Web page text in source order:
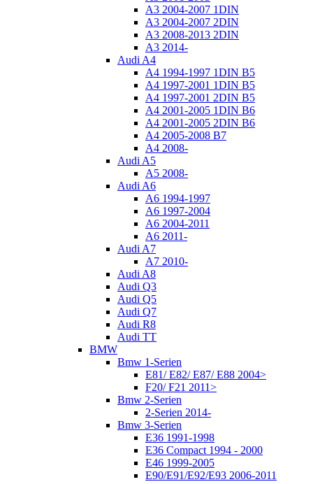
A3 2004-2007 1DIN
A3 2004-2007 2DIN
A3 2008-2013 2DIN
A3 2014-
Audi A4
A4 1994-1997 1DIN B5
A4 1997-2001 1DIN B5
A4 1997-2001 2DIN B5
A4 2001-2005 1DIN B6
A4 2001-2005 2DIN B6
A4 2005-2008 B7
A4 2008-
Audi A5
A5 2008-
Audi A6
A6 1994-1997
A6 1997-2004
A6 2004-2011
A6 2011-
Audi A7
A7 2010-
Audi A8
Audi Q3
Audi Q5
Audi Q7
Audi R8
Audi TT
BMW
Bmw 1-Serien
E81/ E82/ E87/ E88 2004>
F20/ F21 2011>
Bmw 2-Serien
2-Serien 2014-
Bmw 3-Serien
E36 1991-1998
E36 Compact 1994 - 2000
E46 1999-2005
E90/E91/E92/E93 2006-2011